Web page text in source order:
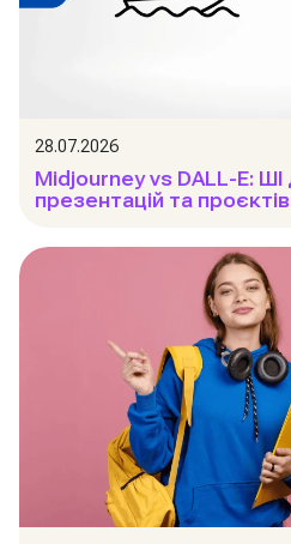
28.07.2026
Midjourney vs DALL-E:
презентацій та проєктів